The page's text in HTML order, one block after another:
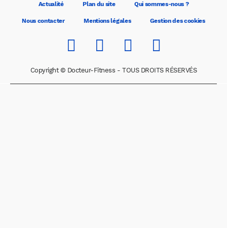
Actualité Plan du site Qui sommes-nous ?
Nous contacter Mentions légales Gestion des cookies
Copyright © Docteur-Fitness - TOUS DROITS RÉSERVÉS